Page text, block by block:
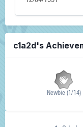
c1a2d's
Newbie (1/14)